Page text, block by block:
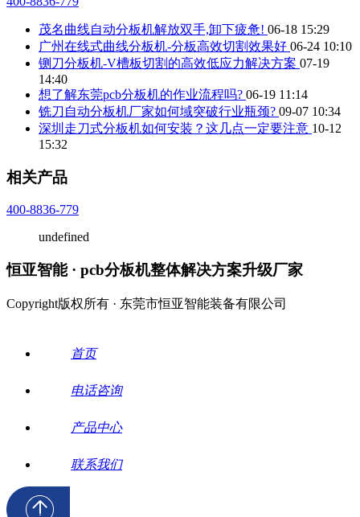
茂名曲线自动分板机解放双手,卸下疲惫! 06-18 15:29
广州在线式曲线分板机-分板高效切割效果好 06-24 10:10
铡刀分板机-V槽板切割的高效低应力解决方案 07-19
14:40
想了解东莞pcb分板机的作业流程吗? 06-19 11:14
铣刀自动分板机厂家如何域突破行业瓶颈? 09-07 10:34
深圳走刀式分板机如何安装？这几点一定要注意 10-12
15:32
相关产品
400-8836-779
undefined
恒亚智能 · pcb分板机整体解决方案升级厂家
Copyright版权所有 · 东莞市恒亚智能装备有限公司
首页
电话咨询
产品中心
联系我们